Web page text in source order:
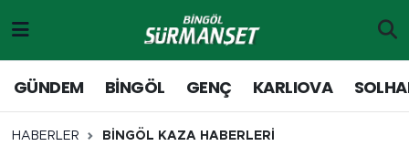
GÜNDEM BİNGÖL GENÇ KARLIOVA
HABERLER BİNGÖL KAZA HABERLERİ
Genç
Merkez Hava Durumu